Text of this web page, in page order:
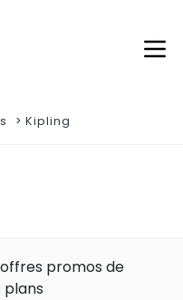
Kipling
promos de
plans